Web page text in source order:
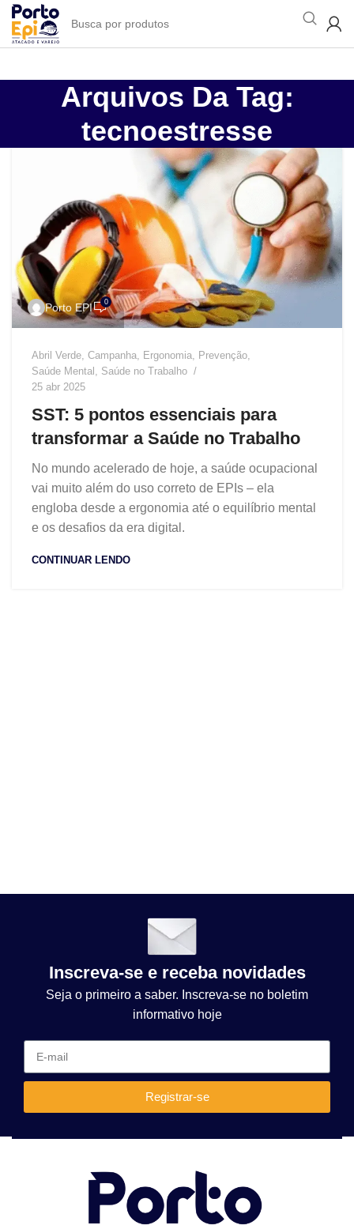
Arquivos Da Tag:
tecnoestresse
Porto EPI 0
Abril Verde Campanha Ergonomia Prevenção
Saúde Mental
Saúde no Trabalho
25 abr 2025
SST: 5 pontos essenciais para
transformar a Saúde no Trabalho
No mundo acelerado de hoje, a saúde ocupacional
vai muito além do uso correto de EPIs – ela
engloba desde a ergonomia até o equilíbrio mental
e os desafios da era digital.
CONTINUAR LENDO
Inscreva-se e receba novidades
Seja o primeiro a saber. Inscreva-se no boletim
informativo hoje
Registrar-se